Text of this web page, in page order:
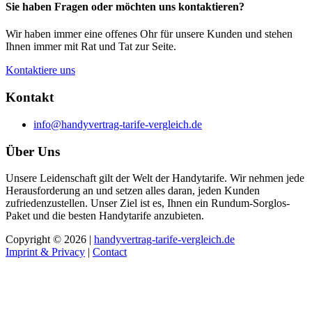
Sie haben Fragen oder möchten uns kontaktieren?
Wir haben immer eine offenes Ohr für unsere Kunden und stehen
Ihnen immer mit Rat und Tat zur Seite.
Kontaktiere uns
Kontakt
info@handyvertrag-tarife-vergleich.de
Über Uns
Unsere Leidenschaft gilt der Welt der Handytarife. Wir nehmen jede
Herausforderung an und setzen alles daran, jeden Kunden
zufriedenzustellen. Unser Ziel ist es, Ihnen ein Rundum-Sorglos-
Paket und die besten Handytarife anzubieten.
Copyright © 2026 | handyvertrag-tarife-vergleich.de
Imprint & Privacy | Contact